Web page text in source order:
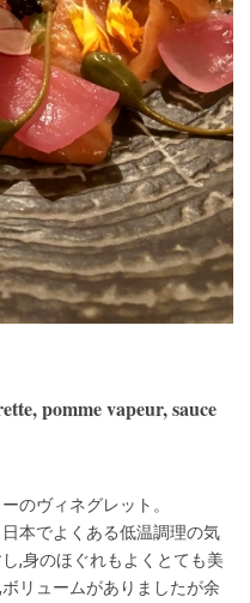
pomme vapeur, sauce
のヴィネグレット。
本でよくある低温調理の気
,身のほぐれもよくとても美
リュームがありましたが余